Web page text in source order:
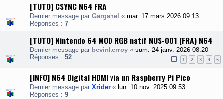
[TUTO] CSYNC N64 FRA
Dernier message par Gargahel « mar. 17 mars 2026 09:13
Réponses : 7
[TUTO] Nintendo 64 MOD RGB natif NUS-001 (FRA) N64
Dernier message par bevinkerroy « sam. 24 janv. 2026 08:20
Réponses : 52 1 2 3 4 5
[INFO] N64 Digital HDMI via un Raspberry Pi Pico
Dernier message par Xrider « lun. 10 nov. 2025 09:53
Réponses : 9